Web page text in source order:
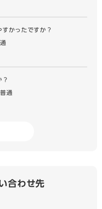
かったですか？
普通
合わせ先